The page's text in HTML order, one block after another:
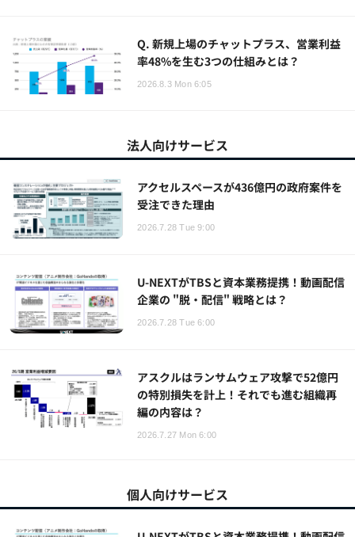
Q. 新規上場のチャットプラス、営業利益
率48%を生む3つの仕組みとは？
2026.8.3 Mon 6:05
法人向けサービス
アクセルスペースが436億円の政府案件を
受注できた理由
2026.7.28 Tue 9:00
U-NEXTがTBSと資本業務提携！動画配信
企業の "脱・配信" 戦略とは？
2026.7.28 Tue 6:00
アスクルはランサムウェア攻撃で52億円
の特別損失を計上！それでも進む組織再
編の内容は？
2026.7.27 Mon 6:00
個人向けサービス